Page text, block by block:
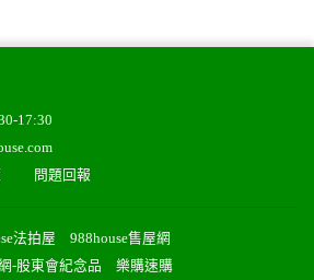
17:30
問題回報
法拍屋
988house售屋網
-股東會紀念品 樂購速購